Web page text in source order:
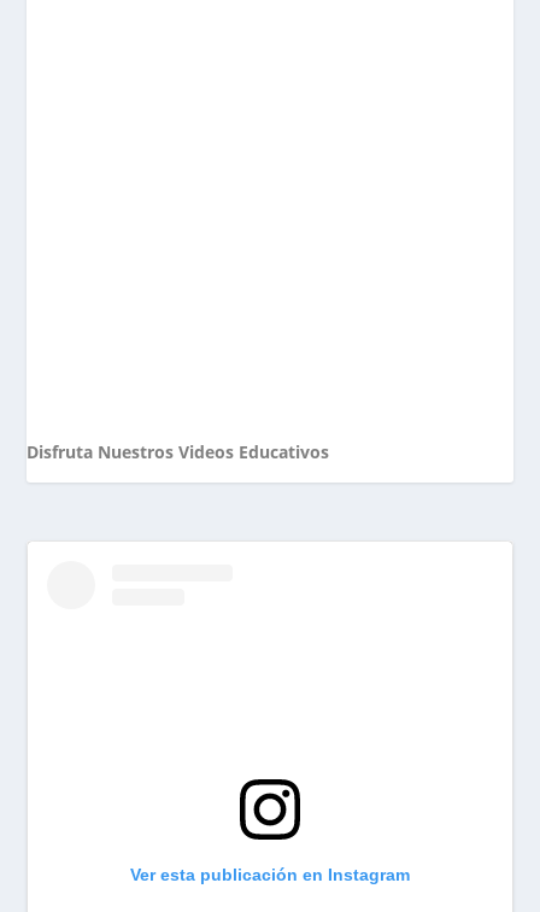
Disfruta Nuestros Videos Educativos
Ver esta publicación en Instagram